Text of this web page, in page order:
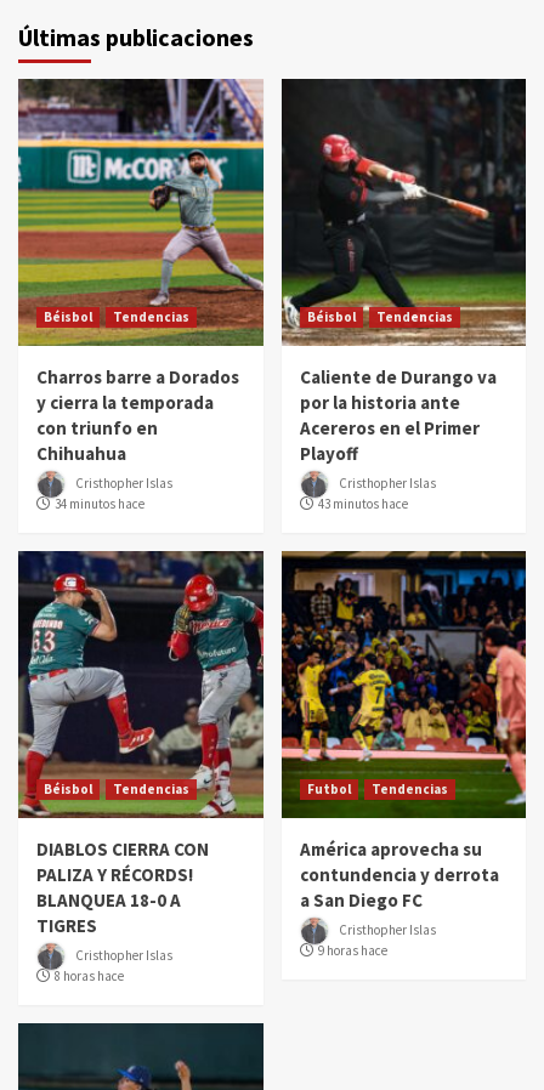
Últimas publicaciones
Béisbol Tendencias
Charros barre a Dorados
y cierra la temporada
con triunfo en
Chihuahua
Cristhopher Islas
34 minutos hace
Béisbol Tendencias
Caliente de Durango va
por la historia ante
Acereros en el Primer
Playoff
Cristhopher Islas
43 minutos hace
Béisbol Tendencias
DIABLOS CIERRA CON
PALIZA Y RÉCORDS!
BLANQUEA 18-0 A
TIGRES
Cristhopher Islas
8 horas hace
Futbol Tendencias
América aprovecha su
contundencia y derrota
a San Diego FC
Cristhopher Islas
9 horas hace